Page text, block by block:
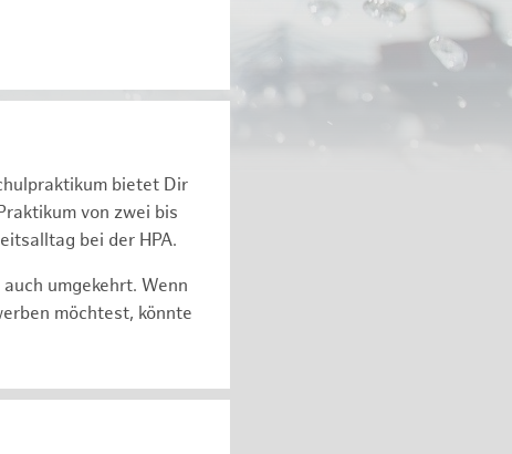
bietet Dir
von zwei bis
bei der HPA.
um­ge­kehrt. Wenn
möch­test, könnte